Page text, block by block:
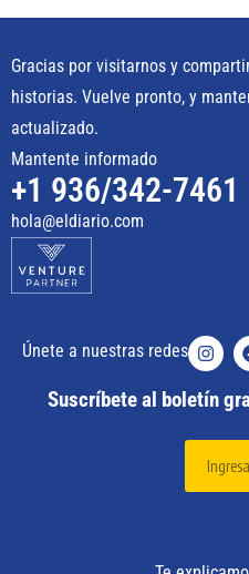
Gracias por visitarnos y
historias. Vuelve pronto, y
actualizado.
Mantente informado
+1 936/342-7461
hola@eldiario.com
Únete a nuestras redes
Suscríbete al boletín